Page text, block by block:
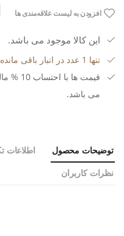
افزودن به لیست علاقه‌مندی ها
این کالا موجود می باشد.
تنها 1 عدد در انبار باقی مانده
قیمت ها
می باشد.
توضیحات محصول اطلاعات
نظرات کاربران